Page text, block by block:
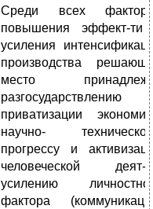
Среди всех
повышения эффект-ти
усиления
производства
место
разгосударствлению
приватизации
научно-
прогрессу и
человеческой деят-
усилению
фактора